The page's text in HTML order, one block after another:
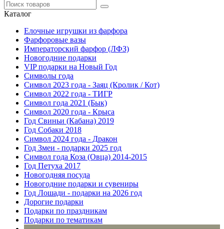
Каталог
Елочные игрушки из фарфора
Фарфоровые вазы
Императорский фарфор (ЛФЗ)
Новогодние подарки
VIP подарки на Новый Год
Символы года
Символ 2023 года - Заяц (Кролик / Кот)
Символ 2022 года - ТИГР
Символ года 2021 (Бык)
Символ 2020 года - Крыса
Год Свиньи (Кабана) 2019
Год Собаки 2018
Символ 2024 года - Дракон
Год Змеи - подарки 2025 год
Символ года Коза (Овца) 2014-2015
Год Петуха 2017
Новогодняя посуда
Новогодние подарки и сувениры
Год Лошади - подарки на 2026 год
Дорогие подарки
Подарки по праздникам
Подарки по тематикам